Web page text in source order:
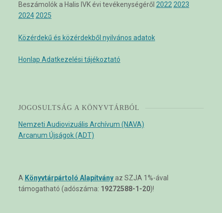
Beszámolók a Halis IVK évi tevékenységéről 2022 2023
2024 2025
Közérdekű és közérdekből nyilvános adatok
Honlap Adatkezelési tájékoztató
JOGOSULTSÁG A KÖNYVTÁRBÓL
Nemzeti Audiovizuális Archívum (NAVA)
Arcanum Újságok (ADT)
A Könyvtárpártoló Alapítványaz SZJA 1%-ával
támogatható (adószáma: 19272588-1-20)!